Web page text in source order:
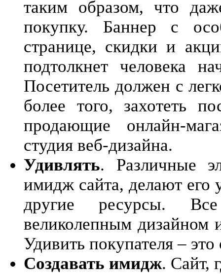
таким образом, что
покупку. Баннер с
странице, скидки и
подтолкнет человека
Посетитель должен с
более того, захотеть
продающие онлайн-
студия веб-дизайна.
Удивлять. Различные
имидж сайта, делают его
другие ресурсы.
великолепным дизайном
Удивить покупателя –
Создавать имидж. Сайт,